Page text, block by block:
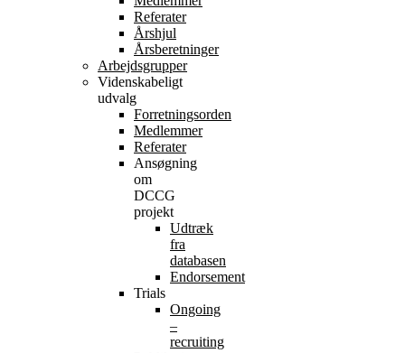
Referater
Årshjul
Årsberetninger
Arbejdsgrupper
Videnskabeligt
udvalg
Forretningsorden
Medlemmer
Referater
Ansøgning
om
DCCG
projekt
Udtræk
fra
databasen
Endorsement
Trials
Ongoing
–
recruiting